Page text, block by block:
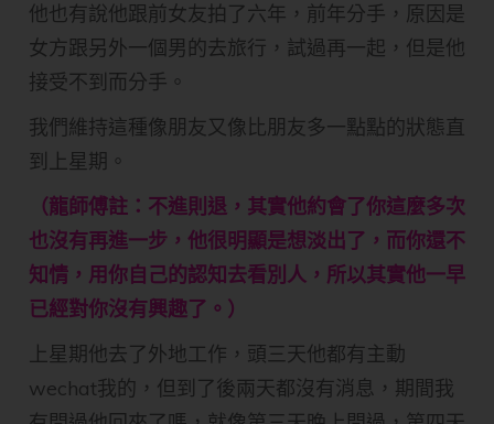
他也有說他跟前女友拍了六年，前年分手，原因是
女方跟另外一個男的去旅行，試過再一起，但是他
接受不到而分手。
我們維持這種像朋友又像比朋友多一點點的狀態直
到上星期。
（龍師傅註：不進則退，其實他約會了你這麼多次
也沒有再進一步，他很明顯是想淡出了，而你還不
知情，用你自己的認知去看別人，所以其實他一早
已經對你沒有興趣了。）
上星期他去了外地工作，頭三天他都有主動
wechat我的，但到了後兩天都沒有消息，期間我